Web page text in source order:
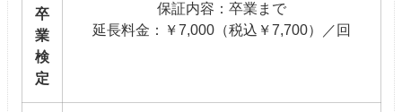
卒
業
検
定
保証内容：卒業まで
延長料金：￥7,000（税込￥7,700）／回